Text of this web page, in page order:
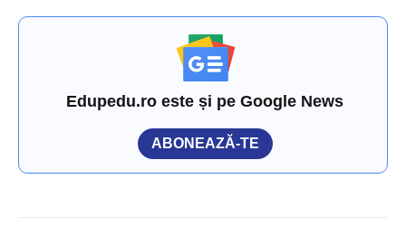
Edupedu.ro este și pe Google News
ABONEAZĂ-TE